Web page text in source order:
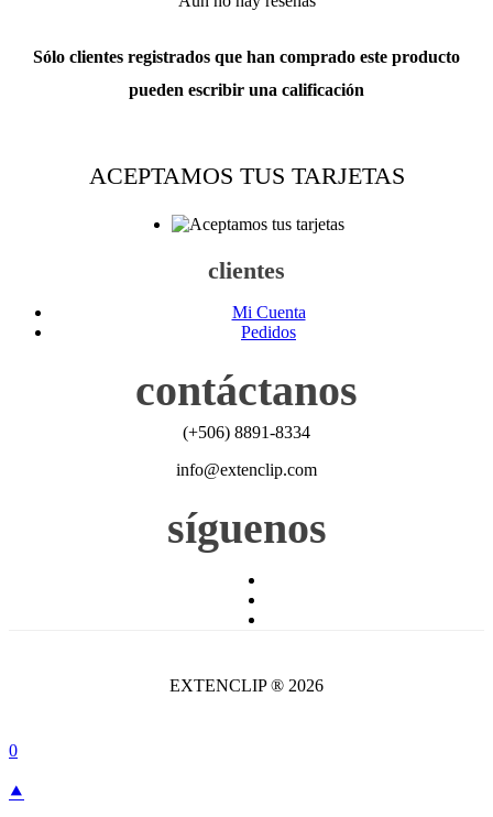
Sólo clientes registrados que han comprado este producto
pueden escribir una calificación
ACEPTAMOS TUS TARJETAS
clientes
Mi Cuenta
Pedidos
contáctanos
(+506) 8891-8334
info@extenclip.com
síguenos
EXTENCLIP ® 2026
0
⯅